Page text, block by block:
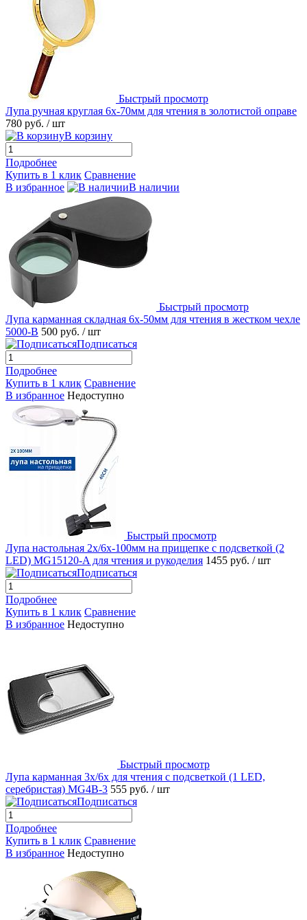
Быстрый просмотр
Лупа ручная круглая 6х-70мм для чтения в золотистой оправе
780 руб. / шт
В корзину
Подробнее
Купить в 1 клик Сравнение
В избранное
В наличии
Быстрый просмотр
Лупа карманная складная 6х-50мм для чтения в жестком чехле
5000-B 500 руб. / шт
Подписаться
Подробнее
Купить в 1 клик Сравнение
В избранное Недоступно
Быстрый просмотр
Лупа настольная 2x/6x-100мм на прищепке с подсветкой (2
LED) MG15120-A для чтения и рукоделия 1455 руб. / шт
Подписаться
Подробнее
Купить в 1 клик Сравнение
В избранное Недоступно
Быстрый просмотр
Лупа карманная 3x/6x для чтения с подсветкой (1 LED,
серебристая) MG4B-3 555 руб. / шт
Подписаться
Подробнее
Купить в 1 клик Сравнение
В избранное Недоступно